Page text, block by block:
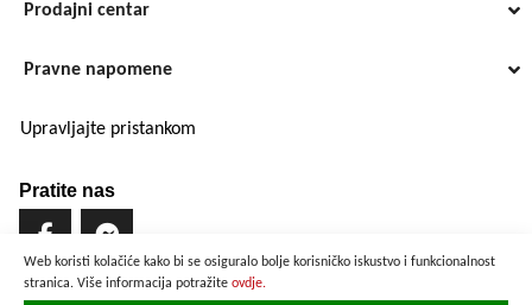
Web koristi kolačiće kako bi se osiguralo bolje korisničko iskustvo i funkcionalnost
stranica. Više informacija potražite ovdje.
Prodajni centar
Pravne napomene
Upravljajte pristankom
Pratite nas
Brzo i sigurno plaćanje